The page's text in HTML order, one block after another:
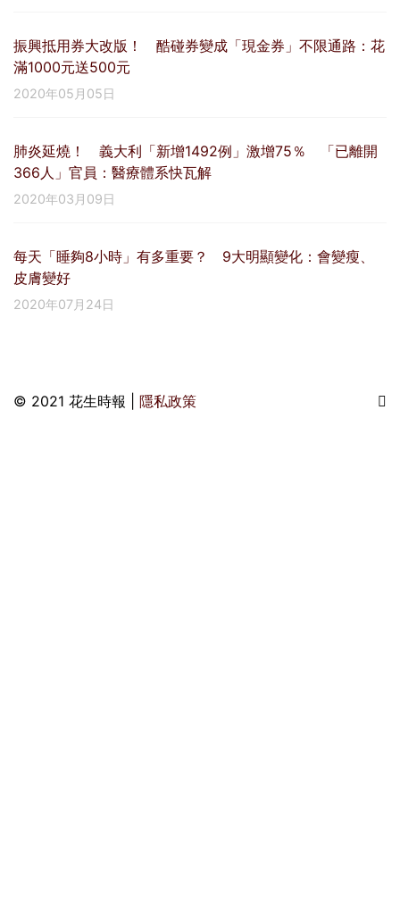
振興抵用券大改版！ 酷碰券變成「現金券」不限通路：花
滿1000元送500元
2020年05月05日
肺炎延燒！ 義大利「新增1492例」激增75％ 「已離開
366人」官員：醫療體系快瓦解
2020年03月09日
每天「睡夠8小時」有多重要？ 9大明顯變化：會變瘦、
皮膚變好
2020年07月24日
© 2021 花生時報 | 隱私政策